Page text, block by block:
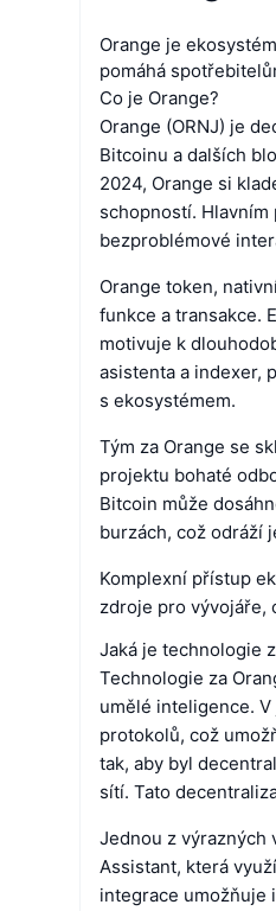
Orange je
pomáhá
Co je Orange?
Orange (ORNJ) je
Bitcoinu a dalších
2024, Orange si
schopností.
bezproblémové
Orange token,
funkce a transakce.
motivuje k
asistenta a indexer,
s ekosystémem.
Tým za Orange se
projektu bohaté
Bitcoin může
burzách, což odráží
Komplexní přístup
zdroje pro vývojáře,
Jaká je technologie
Technologie za
umělé inteligence.
protokolů, což
tak, aby byl
sítí. Tato
Jednou z výrazných
Assistant, která
integrace umožňuje